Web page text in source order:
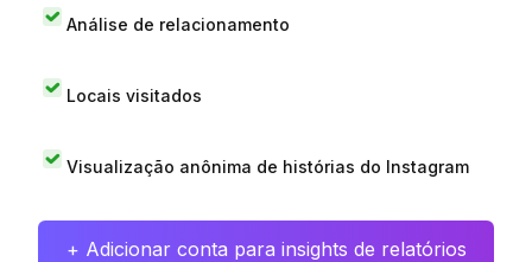
Análise de relacionamento
Locais visitados
Visualização anônima de histórias do Instagram
+ Adicionar conta para insights de relatórios